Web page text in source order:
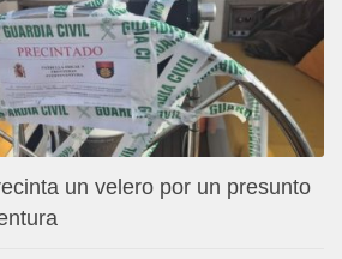
un velero por un presunto